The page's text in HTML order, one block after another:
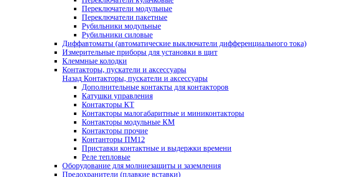
Переключатели модульные
Переключатели пакетные
Рубильники модульные
Рубильники силовые
Диффавтоматы (автоматические выключатели дифференциального тока)
Измерительные приборы для установки в щит
Клеммные колодки
Контакторы, пускатели и аксессуары
Назад Контакторы, пускатели и аксессуары
Дополнительные контакты для контакторов
Катушки управления
Контакторы КТ
Контакторы малогабаритные и миниконтакторы
Контакторы модульные КМ
Контакторы прочие
Контанторы ПМ12
Приставки контактные и выдержки времени
Реле тепловые
Оборудование для молниезащиты и заземления
Предохранители (плавкие вставки)